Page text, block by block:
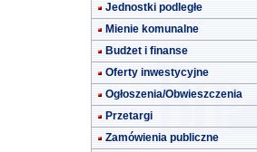
Jednostki podległe
Mienie komunalne
Budżet i finanse
Oferty inwestycyjne
Ogłoszenia/Obwieszczenia
Przetargi
Zamówienia publiczne